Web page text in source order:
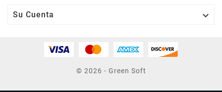
Su Cuenta 
© 2026 - Green Soft